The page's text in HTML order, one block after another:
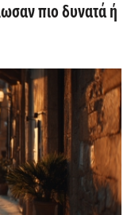
πιο δυνατά ή